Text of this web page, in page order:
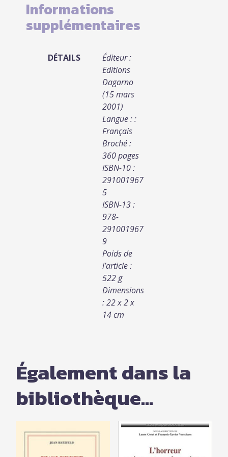
Informations
supplémentaires
DÉTAILS
Éditeur :
Editions
Dagarno
(15 mars
2001)
Langue : :
Français
Broché :
360 pages
ISBN-10 :
291001967
5
ISBN-13 :
978-
291001967
9
Poids de
l’article :
522 g
Dimensions
: 22 x 2 x
14 cm
Également dans la
bibliothèque...